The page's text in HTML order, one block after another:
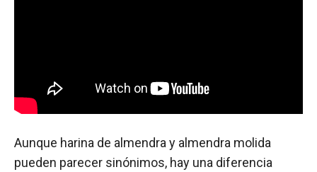
Aunque harina de almendra y almendra molida
pueden parecer sinónimos, hay una diferencia